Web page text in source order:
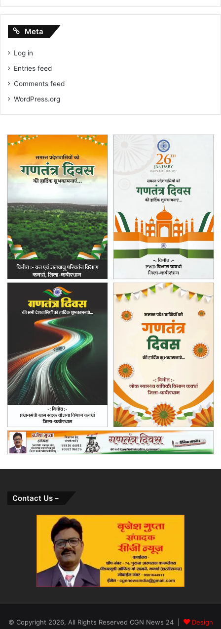
Meta
Log in
Entries feed
Comments feed
WordPress.org
Contact Us –
© Copyright 2026, All Rights Reserved CGN News 24 | Design